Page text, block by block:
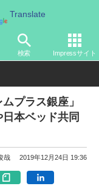
Translate
検索 Impressサイト
プラス銀座」
本ベッド共同
哉 2019年12月24日 19:36